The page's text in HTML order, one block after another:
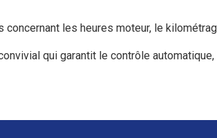
concernant les heures moteur, le
qui garantit le contrôle